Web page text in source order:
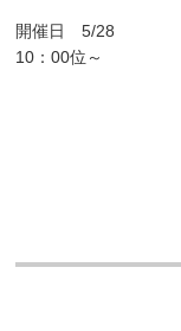
開催日 5/28
10：00位～